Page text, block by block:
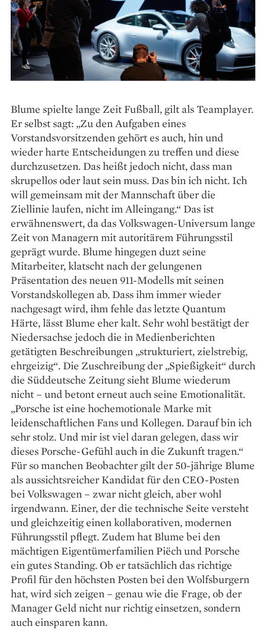
Blume spielte lange Zeit Fußball, gilt als Teamplayer.
Er selbst sagt: „Zu den Aufgaben eines
Vorstandsvorsitzenden gehört es auch, hin und
wieder harte Entscheidungen zu treffen und diese
durchzusetzen. Das heißt jedoch nicht, dass man
skrupellos oder laut sein muss. Das bin ich nicht. Ich
will gemeinsam mit der Mannschaft über die
Ziellinie laufen, nicht im Alleingang.“ Das ist
erwähnenswert, da das Volkswagen-Universum lange
Zeit von Managern mit autoritärem Führungsstil
geprägt wurde. Blume hingegen duzt seine
Mitarbeiter, klatscht nach der gelungenen
Präsentation des neuen 911-Modells mit seinen
Vorstandskollegen ab. Dass ihm immer wieder
nachgesagt wird, ihm fehle das letzte Quantum
Härte, lässt Blume eher kalt. Sehr wohl bestätigt der
Niedersachse jedoch die in Medienberichten
getätigten Beschreibungen „strukturiert, zielstrebig,
ehrgeizig“. Die Zuschreibung der „Spießigkeit“ durch
die Süddeutsche Zeitung sieht Blume wiederum
nicht – und betont erneut auch seine Emotionalität.
„Porsche ist eine hochemotionale Marke mit
leidenschaftlichen Fans und Kollegen. Darauf bin ich
sehr stolz. Und mir ist viel daran gelegen, dass wir
dieses Porsche-Gefühl auch in die Zukunft tragen.“
Für so manchen Beobachter gilt der 50-jährige Blume
als aussichtsreicher Kandidat für den CEO-Posten
bei Volkswagen – zwar nicht gleich, aber wohl
irgendwann. Einer, der die technische Seite versteht
und gleichzeitig einen kollaborativen, modernen
Führungsstil pflegt. Zudem hat Blume bei den
mächtigen Eigentümerfamilien Piëch und Porsche
ein gutes Standing. Ob er tatsächlich das richtige
Profil für den höchsten Posten bei den Wolfsburgern
hat, wird sich zeigen – genau wie die Frage, ob der
Manager Geld nicht nur richtig einsetzen, sondern
auch einsparen kann.